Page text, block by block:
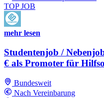
TOP JOB
mehr lesen
Studentenjob /
€ als Promoter für
Bundesweit
Nach Vereinbarung